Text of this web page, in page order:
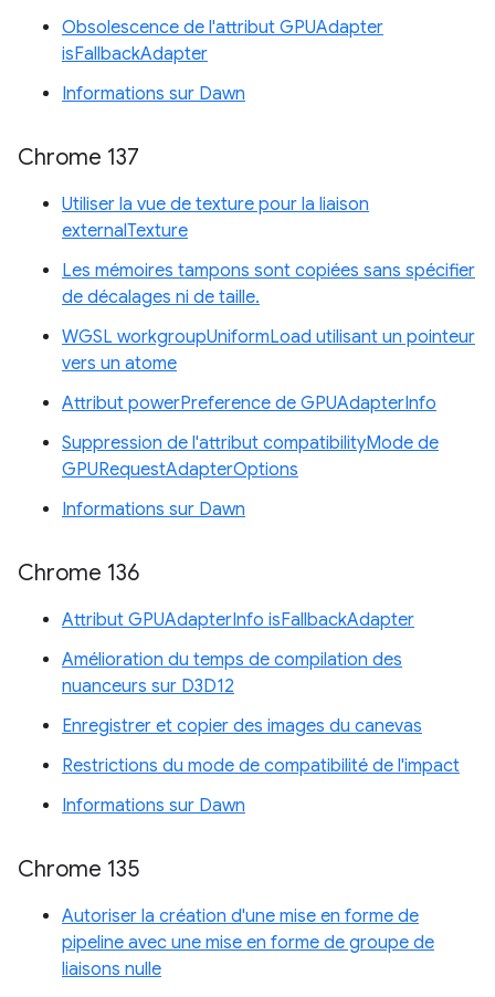
Obsolescence de l'attribut GPUAdapter
isFallbackAdapter
Informations sur Dawn
Chrome 137
Utiliser la vue de texture pour la liaison
externalTexture
Les mémoires tampons sont copiées sans spécifier
de décalages ni de taille.
WGSL workgroupUniformLoad utilisant un pointeur
vers un atome
Attribut powerPreference de GPUAdapterInfo
Suppression de l'attribut compatibilityMode de
GPURequestAdapterOptions
Informations sur Dawn
Chrome 136
Attribut GPUAdapterInfo isFallbackAdapter
Amélioration du temps de compilation des
nuanceurs sur D3D12
Enregistrer et copier des images du canevas
Restrictions du mode de compatibilité de l'impact
Informations sur Dawn
Chrome 135
Autoriser la création d'une mise en forme de
pipeline avec une mise en forme de groupe de
liaisons nulle